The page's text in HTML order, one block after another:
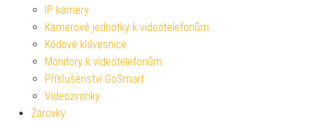
IP kamery
Kamerové jednotky k videotelefonům
Kódové klávesnice
Monitory k videotelefonům
Příslušenství GoSmart
Videozvonky
Žárovky